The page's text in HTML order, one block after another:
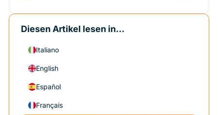
Diesen Artikel lesen in...
Italiano
English
Español
Français